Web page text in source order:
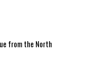
from the North